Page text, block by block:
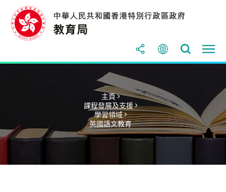
主頁 >
課程發展及支援 >
學習領域 >
英國語文教育